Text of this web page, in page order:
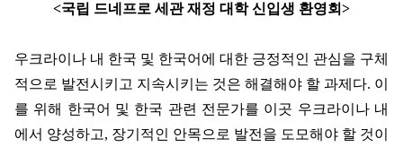
<국립 드네프로 세관 재정 대학 신입생 환영회>
우크라이나 내 한국 및 한국어에 대한 긍정적인 관심을 구체
적으로 발전시키고 지속시키는 것은 해결해야 할 과제다. 이
를 위해 한국어 및 한국 관련 전문가를 이곳 우크라이나 내
에서 양성하고, 장기적인 안목으로 발전을 도모해야 할 것이